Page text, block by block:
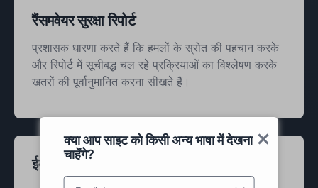
क्या आप साइट को किसी अन्य भाषा में देखना
चाहेंगे?
रैंसमवेयर सुरक्षा रिपोर्ट
प्रशासक धारणा करते हैं कि हमलों के स्रोत की पहचान करके
और रिपोर्ट में सूचीबद्ध चल रहे प्रक्रियाओं का विश्लेषण करके
खतरों की पूर्वानुमानित करना सीखते हैं।
ईमेल अलर्ट्स